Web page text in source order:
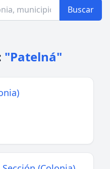
Buscar
"Patelná"